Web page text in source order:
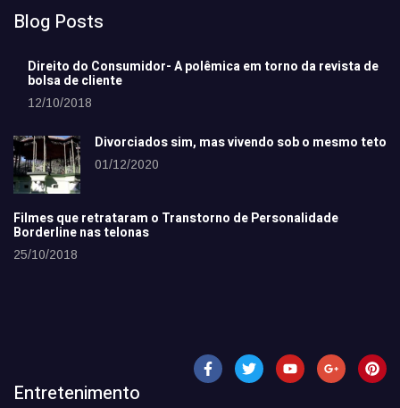
Blog Posts
Direito do Consumidor- A polêmica em torno da revista de
bolsa de cliente
12/10/2018
Divorciados sim, mas vivendo sob o mesmo teto
01/12/2020
Filmes que retrataram o Transtorno de Personalidade
Borderline nas telonas
25/10/2018
Entretenimento